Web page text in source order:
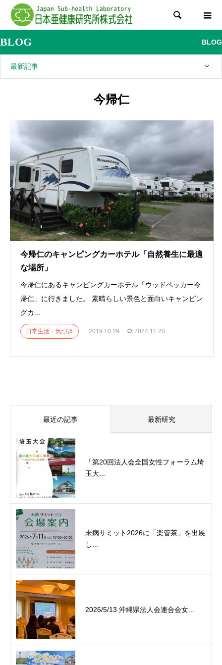

BLOG BLOG
最新記事
今帰仁
今帰仁のキャンピングカーホテル「自然養生に最適
な場所」
今帰仁にあるキャンピングカーホテル「ウッドペッカー今
帰仁」に行きました。 素晴らしい景色と面白いキャンピン
グカ...
日常生活・気づき 2019.10.29 2024.11.20
最近の記事 最新研究
「第20回法人会全国女性フォーラム埼
玉大...
未病サミット2026に「楽管茶」を出展
し...
2026/5/13 沖縄県法人会連合会女...